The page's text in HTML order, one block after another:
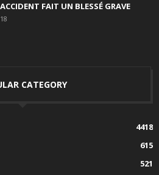
FAIT UN BLESSÉ GRAVE
CATEGORY
4418
615
521